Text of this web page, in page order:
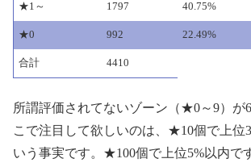
★1～ 1797 40.75%
★0 992 22.49%
合計 4410
所謂評価されてないゾーン（★0～9）が
こで注目して欲しいのは、★10個で上位
いう事実です。★100個で上位5%以内で